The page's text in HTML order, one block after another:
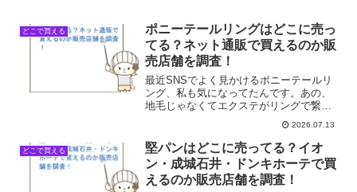
どこで買える
ポニーテールリングはどこに売っ
てる？ネット通販で買えるのか販
売店舗を調査！
最近SNSでよく見かけるポニーテールリ
ング、私も気になってたんです。あの、
地毛じゃなくてエクステがリングで繋が
ってるやつ。モデルさんがつけてるのを
見るとすごくおしゃれで、私もやってみ
たいな〜って思ってたんですけど、いざ
買おうと思ったら、あれ...
2026.07.13
どこで買える
堅パンはどこに売ってる？イオ
ン・成城石井・ドンキホーテで買
えるのか販売店舗を調査！